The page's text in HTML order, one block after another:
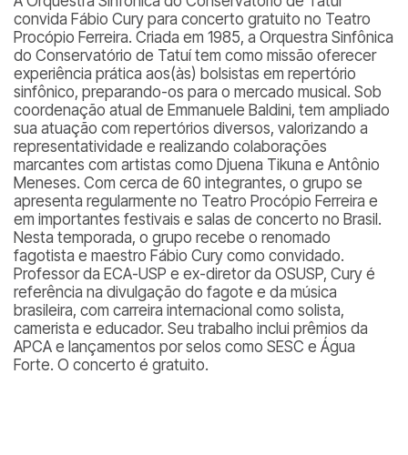
convida Fábio Cury para concerto gratuito no Teatro
Procópio Ferreira. Criada em 1985, a Orquestra Sinfônica
do Conservatório de Tatuí tem como missão oferecer
experiência prática aos(às) bolsistas em repertório
sinfônico, preparando-os para o mercado musical. Sob
coordenação atual de Emmanuele Baldini, tem ampliado
sua atuação com repertórios diversos, valorizando a
representatividade e realizando colaborações
marcantes com artistas como Djuena Tikuna e Antônio
Meneses. Com cerca de 60 integrantes, o grupo se
apresenta regularmente no Teatro Procópio Ferreira e
em importantes festivais e salas de concerto no Brasil.
Nesta temporada, o grupo recebe o renomado
fagotista e maestro Fábio Cury como convidado.
Professor da ECA-USP e ex-diretor da OSUSP, Cury é
referência na divulgação do fagote e da música
brasileira, com carreira internacional como solista,
camerista e educador. Seu trabalho inclui prêmios da
APCA e lançamentos por selos como SESC e Água
Forte. O concerto é gratuito.